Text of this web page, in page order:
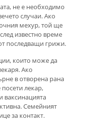
не е необходимо
случаи. Ако
мехур, той ще
известно време
последващи грижи.
които може да
Ако
в отворена рана
посети лекар,
ваксинацията
Семейният
за контакт.